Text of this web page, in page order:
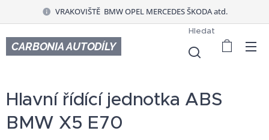
VRAKOVIŠTĚ BMW OPEL MERCEDES ŠKODA atd.
CARBONIA AUTODÍLY
Hledat
Hlavní řídící jednotka ABS
BMW X5 E70